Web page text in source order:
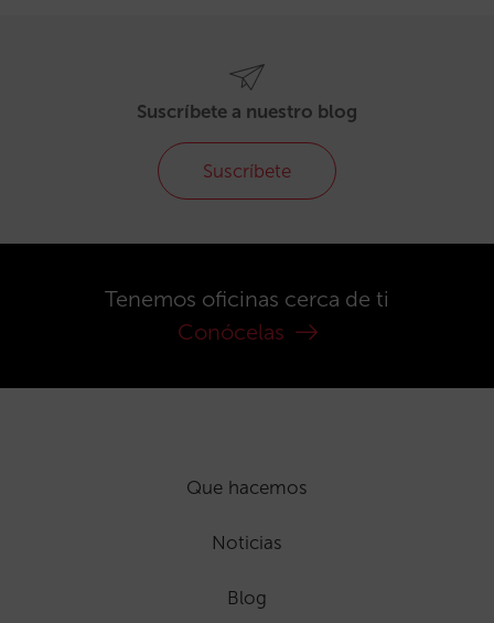
Suscríbete a nuestro blog
Suscríbete
Tenemos oficinas cerca de ti
Conócelas
Que hacemos
Noticias
Blog